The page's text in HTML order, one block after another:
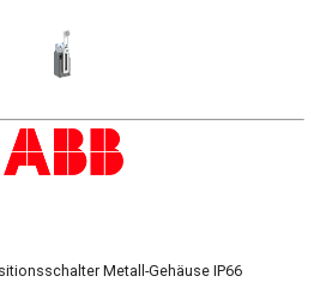
Metall-Gehäuse IP66